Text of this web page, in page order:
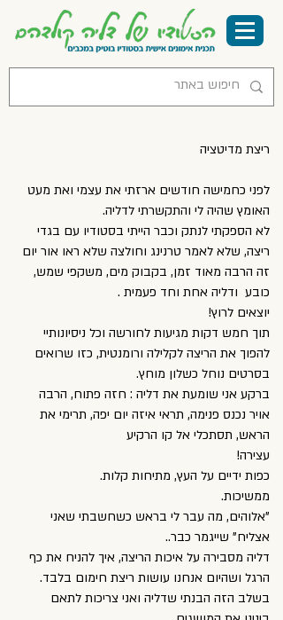
ריצת מדיטציה
לפני כחמישה חודשים ארזתי את עצמי ואת מעט
האומץ שהיה לי והתקשרתי לדליה.
לא הספקתי לנתק וכבר הייתי בסטודיו עם בגדי
ריצה, שלא לאמר טרנינג וחולצה שלא ראו אור יום
זה הרבה מאוד זמן, בקבוק מים, משקפי שמש,
כובע ודליה אחת וחד פעמית .
יוצאים לרוץ!
תוך חמש דקות מגיעות לחורשה וכל ניסיונותיי
להפוך את הריצה לקלילה ורומנטית, כזו שרואים
בסרטים נוחל כשלון מוחץ.
ברקע אני שומעת את דליה : חזה פתוח, הרבה
אויר נכנס פנימה, תראי איזה יום יפה, תרימי את
הראש, תסתכלי אל קו הרקיע
עצירה!
כפות ידיים על העץ, מתיחות קלות.
ממשיכות.
"אלוהים, מה עבר לי בראש כשחשבתי שאני
אצליח" שייגמר כבר..
דליה מסבירה על איכות הריצה, איך להניח את כף
הרגל ושהיום אנחנו עושות ריצת חימום בלבד.
בשלב הזה הבנתי שדליה ואני צריכות לתאם